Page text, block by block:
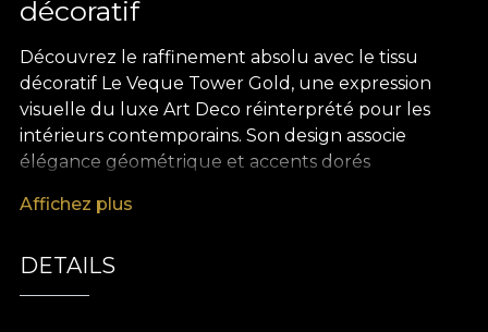
décoratif
Découvrez le raffinement absolu avec le tissu
décoratif Le Veque Tower Gold, une expression
visuelle du luxe Art Deco réinterprété pour les
intérieurs contemporains. Son design associe
élégance géométrique et accents dorés
audacieuse des années ‘20. Chaque détail
style, inspirée par les grandes œuvres
architecturales et les réceptions sophistiquées de
Affichez plus
DETAILS